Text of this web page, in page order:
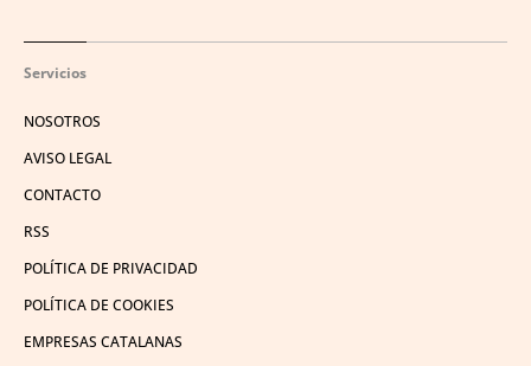
Servicios
NOSOTROS
AVISO LEGAL
CONTACTO
RSS
POLÍTICA DE PRIVACIDAD
POLÍTICA DE COOKIES
EMPRESAS CATALANAS